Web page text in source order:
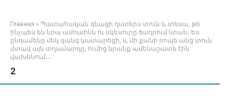
Главная » Պատահական գնացի դստերս տուն և տեսա, թե
ինչպես են նրա ամուսինն ու սկեսուրը ծաղրում նրան․ Ես
ընդամենը մեկ զանգ կատարեցի, և մի քանի րոպե անց տուն
մտավ այն տղամարդը, ումից նրանք ամենաշատն էին
վախենում․․․
2